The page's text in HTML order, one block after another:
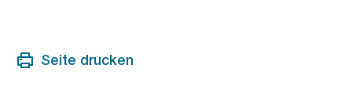
Seite drucken